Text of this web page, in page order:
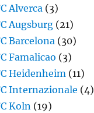
Alverca (3)
Augsburg (21)
Barcelona (30)
Famalicao (3)
Heidenheim (11)
Internazionale (4)
Koln (19)